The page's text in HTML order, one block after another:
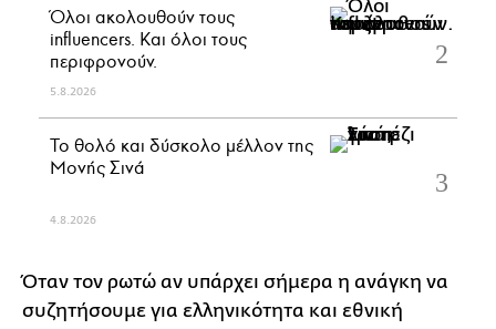
Όλοι ακολουθούν τους
influencers. Και όλοι τους
περιφρονούν.
5.8.2026
Το θολό και δύσκολο μέλλον της
Μονής Σινά
4.8.2026
Όταν τον ρωτώ αν υπάρχει σήμερα η ανάγκη να
συζητήσουμε για ελληνικότητα και εθνική